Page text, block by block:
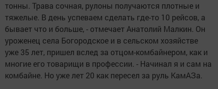
тонны. Трава сочная, рулоны получаются плотные и
тяжелые. В день успеваем сделать где-то 10 рейсов, а
бывает что и больше, - отмечает Анатолий Малкин. Он
уроженец села Богородское и в сельском хозяйстве
уже 35 лет, пришел вслед за отцом-комбайнером, как и
многие его товарищи в профессии. - Начинал я и сам на
комбайне. Но уже лет 20 как пересел за руль КамАЗа.